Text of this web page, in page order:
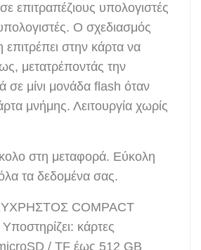
επιτραπέζιους υπολογιστές
Ο σχεδιασμός
στην κάρτα να
μετατρέποντάς την
σε μίνι μονάδα flash όταν
μνήμης. Λειτουργία χωρίς
στη μεταφορά. Εύκολη
τα δεδομένα σας.
COMPACT
κάρτες
/ TF έως 512 GB